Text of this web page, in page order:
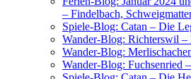
– Fin­del­bach,
Spie­le-Blog: Catan – Die
Wan­der-Blog: Rich­ters­wil
Wan­der-Blog:
Wan­der-Blog: Fuch­sen­ried